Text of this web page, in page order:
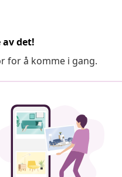
det!
for å komme i gang.